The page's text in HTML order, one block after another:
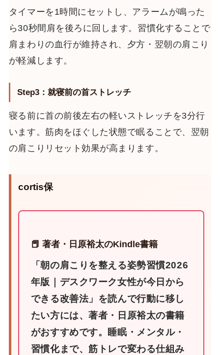
タイマーを1時間にセットし、アラームが鳴った
ら30秒間肩を後ろに回します。習慣化することで
肩まわりの血行が維持され、夕方・翌朝の肩こり
が軽減します。
Step3：就寝前の首ストレッチ
寝る前に首の前後左右の軽いストレッチを3分行
います。筋肉をほぐした状態で眠ることで、翌朝
の肩こりリセット効果が高まります。
cortis保
📕 著者・日原裕太のKindle書籍
「朝の肩こりを整える姿勢習慣2026
年版｜デスクワーク女性が今日から
できる改善法」を読んで行動に移し
たい方には、著者・日原裕太の書籍
がおすすめです。睡眠・メンタル・
習慣化まで、筋トレで変わる仕組み